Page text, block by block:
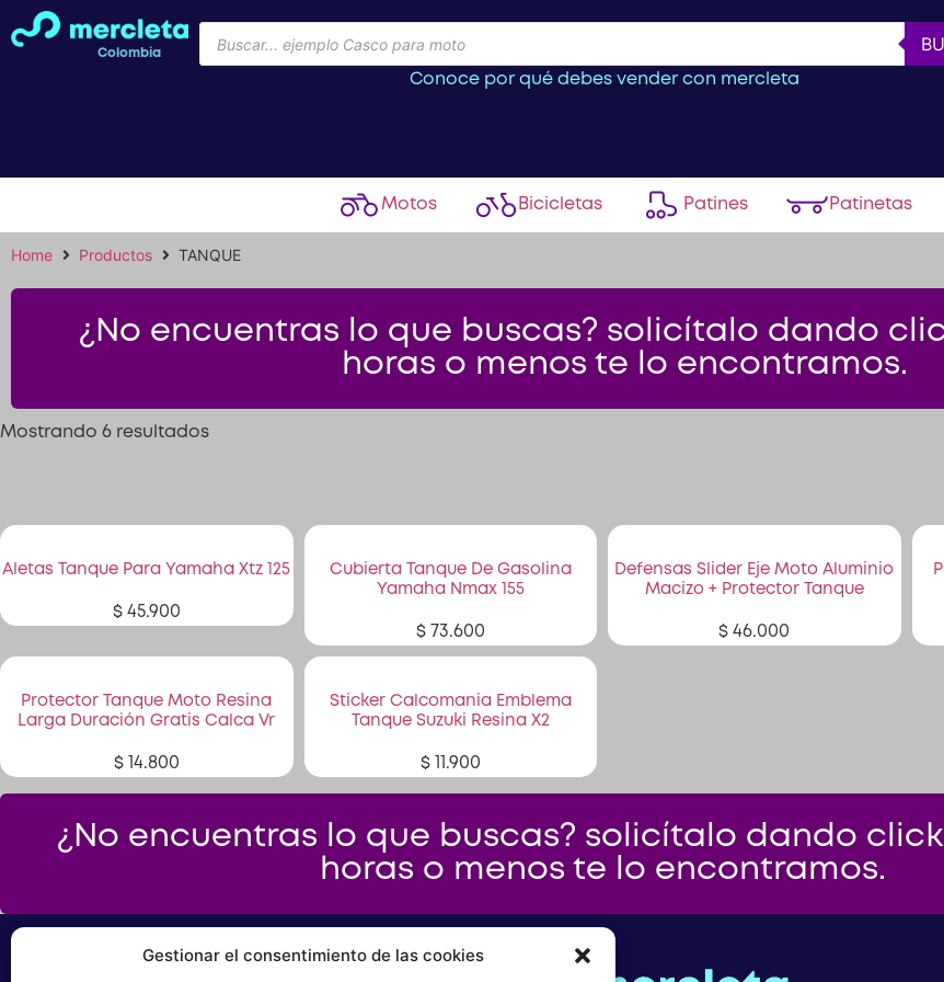
Gestionar el consentimiento de las cookies
Colombia
Conoce por qué debes vender con mercleta
Motos Bicicletas Patines Patinetas
Home Productos TANQUE
¿No encuentras lo que buscas? solicítalo dando
horas o menos te lo encontramos.
Mostrando 6 resultados
Aletas Tanque Para Yamaha Xtz 125
$45.900
Cubierta Tanque De Gasolina
Yamaha Nmax 155
$73.600
Defensas Slider Eje Moto Aluminio
Macizo + Protector Tanque
$ 46.000
Protector Tanque Moto Resina
Larga Duración Gratis Calca Vr
$14.800
Sticker Calcomania Emblema
Tanque Suzuki Resina X2
$11.900
¿No encuentras lo que buscas? solicítalo dando
horas o menos te lo encontramos.